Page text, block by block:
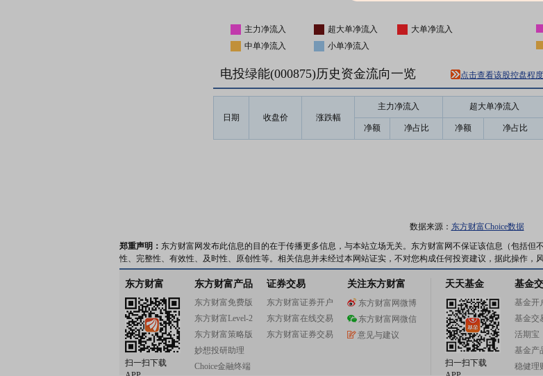
主力净流入 超大单净流入
大单净流入
中单净流入
小单净流入
电投绿能(000875)历史资金流向一览 点击查看该股控盘程度
日期 收盘价 涨跌幅
主力净流入 超大单净流入
净额 净占比 净额 净占比
数据来源： 东方财富Choice数据
郑重声明： 东方财富网发布此信息的目的在于传播更多信息，与本站立场无关。东方财富网不保证该信息（包括
性、完整性、有效性、及时性、原创性等。相关信息并未经过本网站证实，不对您构成任何投资建议，据此操作，风
东方财富
扫一扫下载
东方财富产品
东方财富免费版
东方财富Level-2
东方财富策略版
妙想投研助理
Choice金融终端
证券交易
东方财富证券开户
东方财富在线交易
东方财富证券交易
关注东方财富
东方财富网微博
东方财富网微信
意见与建议
天天基金
扫一扫下载
基金
基金开
基金交
活期宝
基金产
稳健理